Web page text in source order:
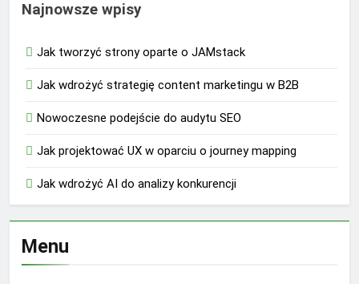
Najnowsze wpisy
Jak tworzyć strony oparte o JAMstack
Jak wdrożyć strategię content marketingu w B2B
Nowoczesne podejście do audytu SEO
Jak projektować UX w oparciu o journey mapping
Jak wdrożyć AI do analizy konkurencji
Menu